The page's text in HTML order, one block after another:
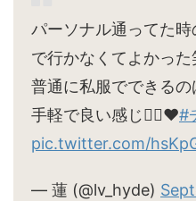
パーソナル通ってた時
で行かなくてよかった
普通に私服でできる
手軽で良い感じ🙆‍♀️♥#
pic.twitter.com/
— 蓮 (@lv_hyde)